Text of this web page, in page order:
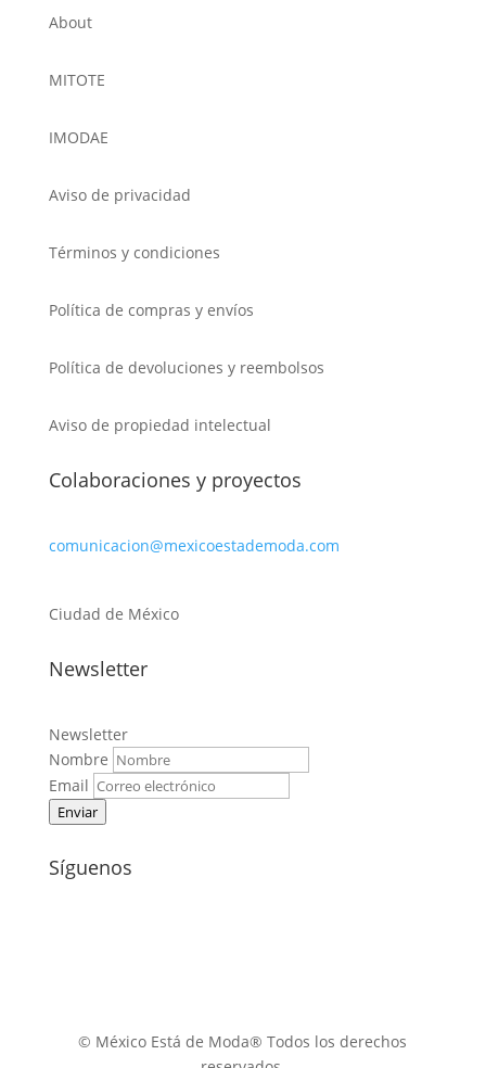
About
MITOTE
IMODAE
Aviso de privacidad
Términos y condiciones
Política de compras y envíos
Política de devoluciones y reembolsos
Aviso de propiedad intelectual
Colaboraciones y proyectos
comunicacion@mexicoestademoda.com
Ciudad de México
Newsletter
Newsletter
Nombre
Email
Enviar
Síguenos
© México Está de Moda® Todos los derechos